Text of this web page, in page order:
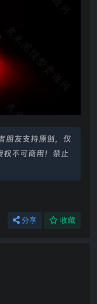
朋友支持原创，仅
权不可商用！禁止
分享 收藏